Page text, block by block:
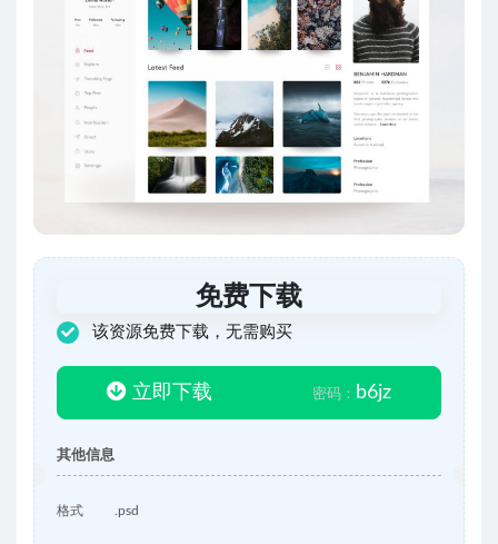
免费下载
该资源免费下载，无需购买
立即下载 密码： b6jz
其他信息
格式 .psd